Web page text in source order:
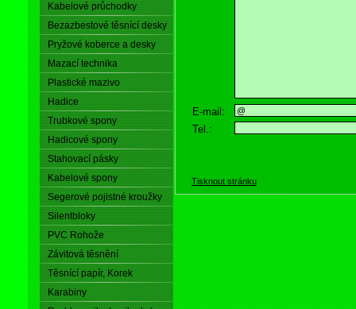
Kabelové průchodky
Bezazbestové těsnící desky
Pryžové koberce a desky
Mazací technika
Plastické mazivo
Hadice
Trubkové spony
Hadicové spony
Stahovací pásky
Kabelové spony
Segerové pojistné kroužky
Silentbloky
PVC Rohože
Závitová těsnění
Těsnící papír, Korek
Karabiny
E-mail:
Tel.:
Tisknout stránku